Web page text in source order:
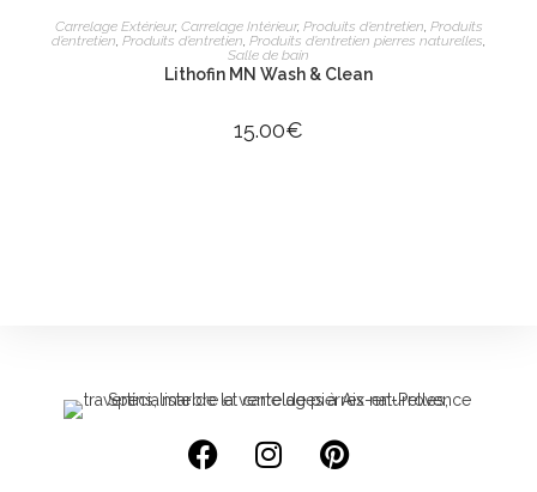
AJOUTER AU PANIER
Carrelage Extérieur, Carrelage Intérieur, Produits d’entretien, Produits
d’entretien, Produits d’entretien, Produits d’entretien pierres naturelles,
Salle de bain
Lithofin MN Wash & Clean
15.00€